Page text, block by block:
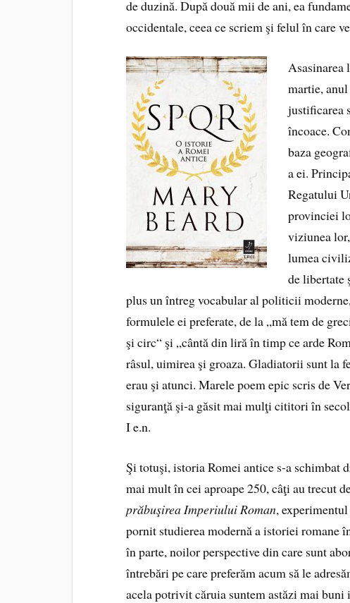
de duzină. După două mii de ani, ea
occidentale, ceea ce scriem şi felul în care
Asasinarea
martie,
justificarea
încoace.
baza
a ei.
Regatului
provinciei
viziunea
lumea
de libertate
plus un întreg vocabular al politicii
formulele ei preferate, de la „mă tem de
şi circ“ şi „cântă din liră în timp ce arde
râsul, uimirea şi groaza. Gladiatorii sunt la
erau şi atunci. Marele poem epic scris de
siguranţă şi‑a găsit mai mulţi cititori în
I e.n.
Şi totuşi, istoria Romei antice s‑a
mai mult în cei aproape 250, câţi au trecut
prăbuşirea Imperiului Roman,
pornit studierea modernă a istoriei romane
în parte, noilor perspective din care sunt
întrebări pe care preferăm acum să le
acela potrivit căruia suntem astăzi mai